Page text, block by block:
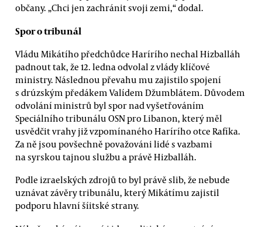
občany. „Chci jen zachránit svoji zemi,“ dodal.
Spor o tribunál
Vládu Mikátího předchůdce Harírího nechal Hizballáh
padnout tak, že 12. ledna odvolal z vlády klíčové
ministry. Následnou převahu mu zajistilo spojení
s drúzským předákem Valídem Džumblátem. Důvodem
odvolání ministrů byl spor nad vyšetřováním
Speciálního tribunálu OSN pro Libanon, který měl
usvědčit vrahy již vzpomínaného Harírího otce Rafíka.
Za ně jsou povšechně považováni lidé s vazbami
na syrskou tajnou službu a právě Hizballáh.
Podle izraelských zdrojů to byl právě slib, že nebude
uznávat závěry tribunálu, který Mikátímu zajistil
podporu hlavní šíitské strany.